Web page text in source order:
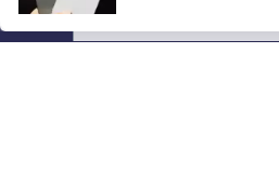
01/07